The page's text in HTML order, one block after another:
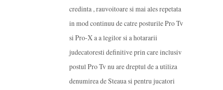
credinta , rauvoitoare si mai ales repetata
in mod continuu de catre posturile Pro Tv
si Pro-X a a legilor si a hotararii
judecatoresti definitive prin care inclusiv
postul Pro Tv nu are dreptul de a utiliza
denumirea de Steaua si pentru jucatori